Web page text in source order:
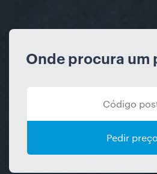
Onde procura um
Pedir